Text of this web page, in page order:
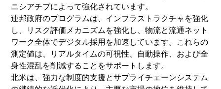
ニシアチブによって強化されています。
連邦政府のプログラムは、インフラストラクチャを強化
し、リスク評価メカニズムを強化し、物流と流通ネット
ワーク全体でデジタル採用を加速しています。これらの
測定値は、リアルタイムの可視性、自動操作、および全
身性混乱を削減することをサポートします。
北米は、強力な制度的支援とサプライチェーンシステム